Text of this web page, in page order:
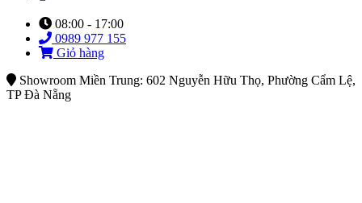
08:00 - 17:00
0989 977 155
Giỏ hàng
Showroom Miền Trung: 602 Nguyễn Hữu Thọ, Phường Cẩm Lệ,
TP Đà Nẵng